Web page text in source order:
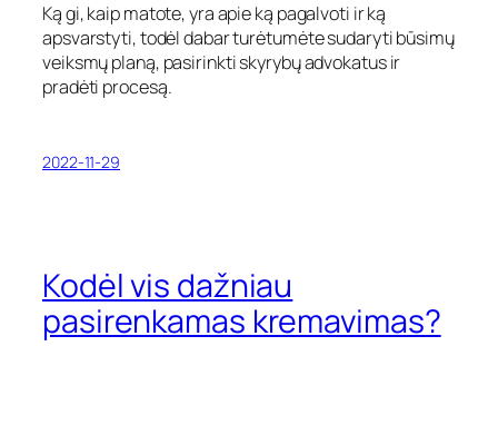
Ką gi, kaip matote, yra apie ką pagalvoti ir ką
apsvarstyti, todėl dabar turėtumėte sudaryti būsimų
veiksmų planą, pasirinkti skyrybų advokatus ir
pradėti procesą.
2022-11-29
Kodėl vis dažniau
pasirenkamas kremavimas?